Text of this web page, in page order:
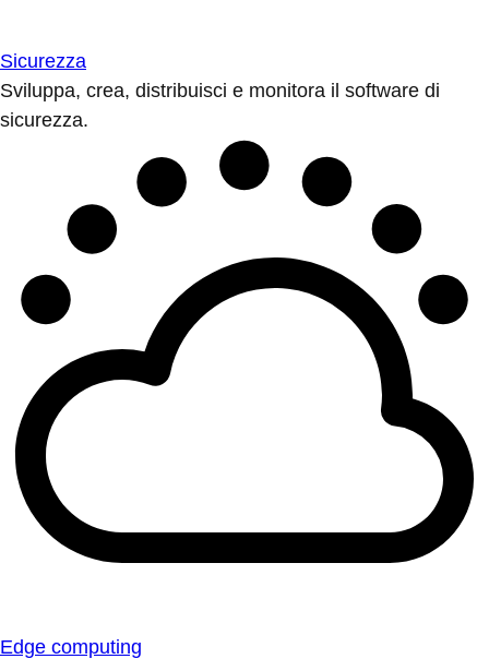
Sicurezza
Sviluppa, crea, distribuisci e monitora il software di
sicurezza.
Edge computing